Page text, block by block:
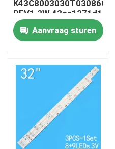
Kwaliteitscontrole
Nieuws
Verzoek om een Citaat
Achterlicht van LED-tv's
K43C8003030T03086C9-
REV1.2W 43ce1271d1
Aanvraag sturen